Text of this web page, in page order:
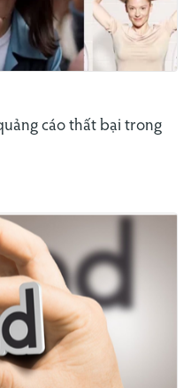
cáo thất bại trong